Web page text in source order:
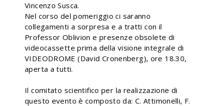
Vincenzo Susca.
Nel corso del pomeriggio ci saranno
collegamenti a sorpresa e a tratti con il
Professor Oblivion e presenze obsolete di
videocassette prima della visione integrale di
VIDEODROME (David Cronenberg), ore 18.30,
aperta a tutti.
Il comitato scientifico per la realizzazione di
questo evento è composto da: C. Attimonelli, F.